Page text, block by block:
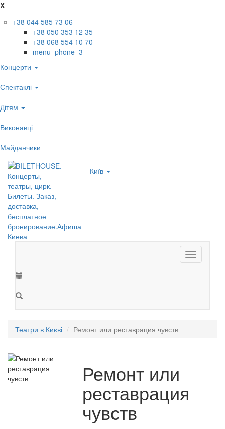
X
+38 044 585 73 06
+38 050 353 12 35
+38 068 554 10 70
menu_phone_3
Концерти
Спектаклі
Дітям
Виконавці
Майданчики
Київ
Toggle
navigation
Театри в Києві Ремонт или реставрация чувств
Ремонт или
реставрация
чувств